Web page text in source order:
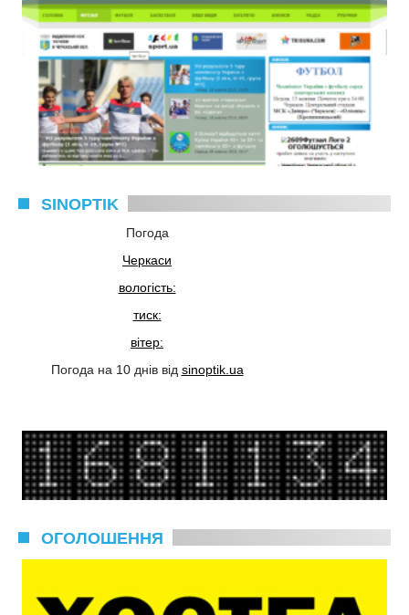
SINOPTIK
Погода
Черкаси
вологість:
тиск:
вітер:
Погода на 10 днів від sinoptik.ua
ОГОЛОШЕННЯ